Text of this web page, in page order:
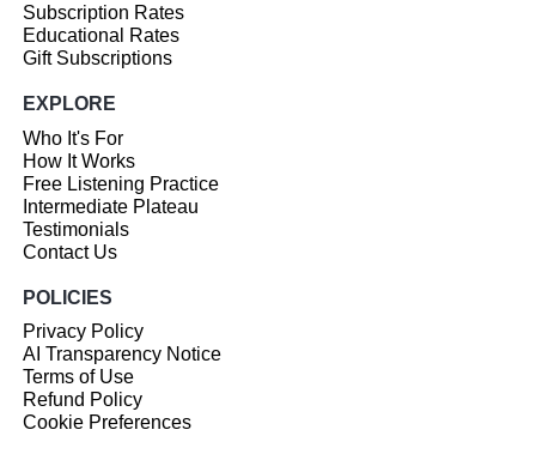
Subscription Rates
Educational Rates
Gift Subscriptions
EXPLORE
Who It's For
How It Works
Free Listening Practice
Intermediate Plateau
Testimonials
Contact Us
POLICIES
Privacy Policy
AI Transparency Notice
Terms of Use
Refund Policy
Cookie Preferences